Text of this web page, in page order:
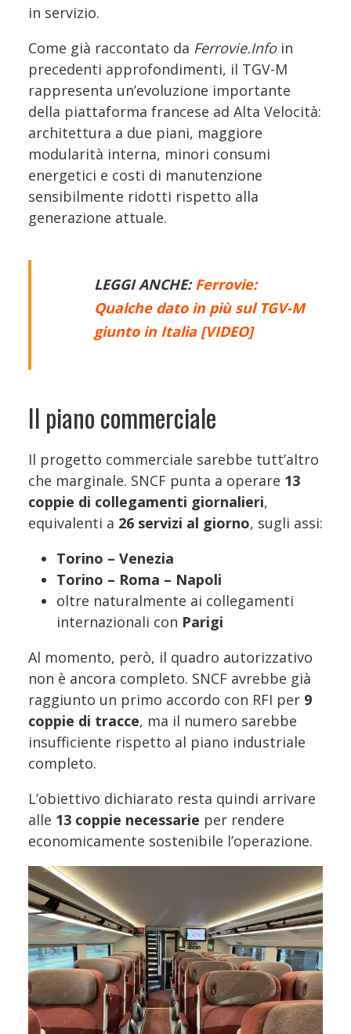
in servizio.
Come già raccontato da Ferrovie.Infoin
precedenti approfondimenti, il TGV-M
rappresenta un’evoluzione importante
della piattaforma francese ad Alta Velocità:
architettura a due piani, maggiore
modularità interna, minori consumi
energetici e costi di manutenzione
sensibilmente ridotti rispetto alla
generazione attuale.
LEGGI ANCHE: Ferrovie:
Qualche dato in più sul TGV-M
giunto in Italia [VIDEO]
Il piano commerciale
Il progetto commerciale sarebbe tutt’altro
che marginale. SNCF punta a operare 13
coppie di collegamenti giornalieri,
equivalenti a 26 servizi al giorno, sugli assi:
Torino – Venezia
Torino – Roma – Napoli
oltre naturalmente ai collegamenti
internazionali con Parigi
Al momento, però, il quadro autorizzativo
non è ancora completo. SNCF avrebbe già
raggiunto un primo accordo con RFI per 9
coppie di tracce, ma il numero sarebbe
insufficiente rispetto al piano industriale
completo.
L’obiettivo dichiarato resta quindi arrivare
alle 13 coppie necessarie per rendere
economicamente sostenibile l’operazione.